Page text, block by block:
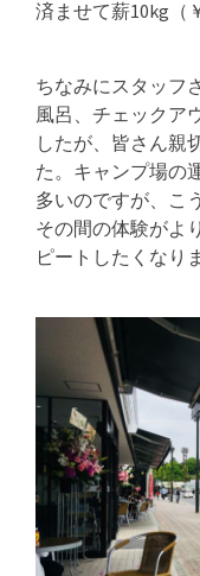
済ませて薪10kg（
ちなみにスタッフ
風呂、チェックア
したが、皆さん親
た。キャンプ場の
多いのですが、こ
その間の体験がよ
ピートしたくなり